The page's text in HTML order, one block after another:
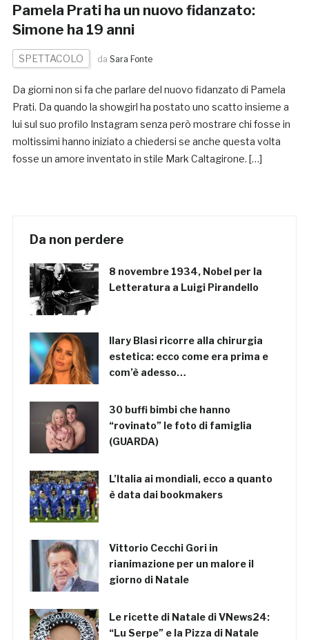
Pamela Prati ha un nuovo fidanzato:
Simone ha 19 anni
SPETTACOLO da Sara Fonte
Da giorni non si fa che parlare del nuovo fidanzato di Pamela
Prati. Da quando la showgirl ha postato uno scatto insieme a
lui sul suo profilo Instagram senza però mostrare chi fosse in
moltissimi hanno iniziato a chiedersi se anche questa volta
fosse un amore inventato in stile Mark Caltagirone. […]
Da non perdere
8 novembre 1934, Nobel per la
Letteratura a Luigi Pirandello
Ilary Blasi ricorre alla chirurgia
estetica: ecco come era prima e
com’è adesso…
30 buffi bimbi che hanno
“rovinato” le foto di famiglia
(GUARDA)
L’Italia ai mondiali, ecco a quanto
è data dai bookmakers
Vittorio Cecchi Gori in
rianimazione per un malore il
giorno di Natale
Le ricette di Natale di VNews24:
“Lu Serpe” e la Pizza di Natale